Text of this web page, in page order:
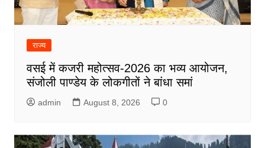
राज्य
वसई में कजरी महोत्सव-2026 का भव्य आयोजन,
संजोली पाण्डेय के लोकगीतों ने बांधा समां
admin August 8, 2026 0